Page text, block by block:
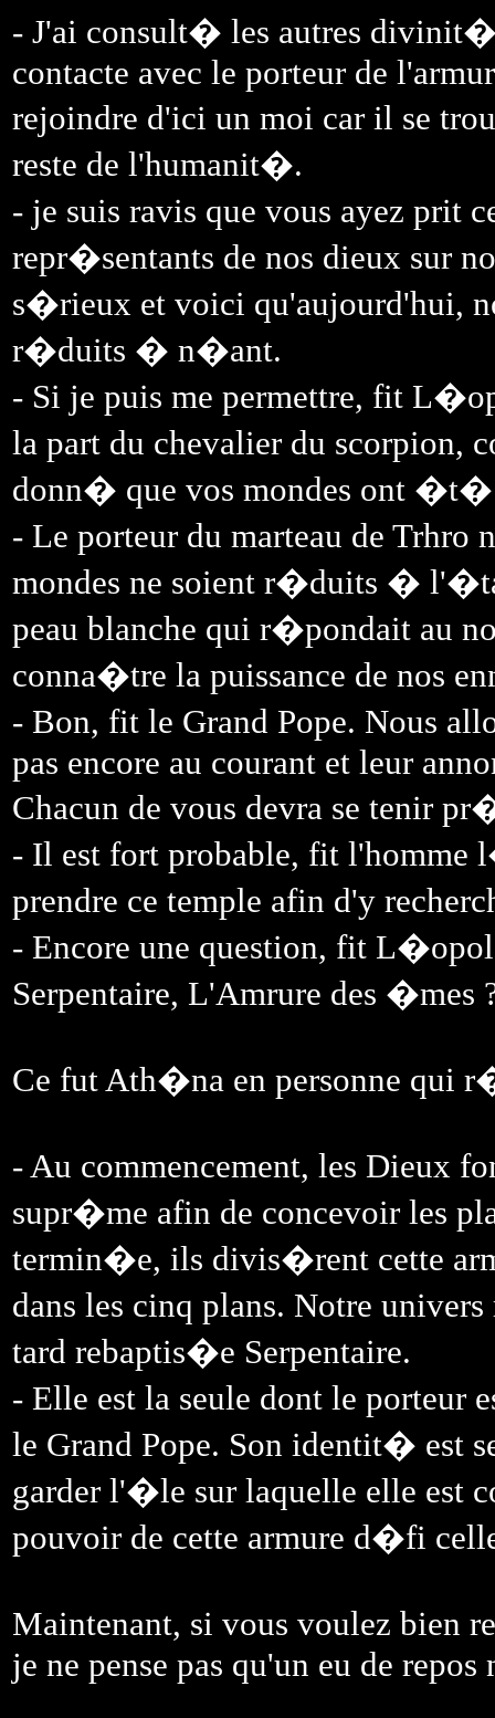
- J'ai consult� les autres
contacte avec le porteur de
rejoindre d'ici un moi car il se
reste de l'humanit�.
- je suis ravis que vous ayez
repr�sentants de nos dieux sur
s�rieux et voici qu'aujourd'hui,
r�duits � n�ant.
- Si je puis me permettre, fit
la part du chevalier du
donn� que vos mondes ont
- Le porteur du marteau de Trhro
mondes ne soient r�duits �
peau blanche qui r�pondait au
conna�tre la puissance de nos
- Bon, fit le Grand Pope. Nous
pas encore au courant et leur
Chacun de vous devra se tenir
- Il est fort probable, fit l'homme
prendre ce temple afin d'y
- Encore une question, fit
Serpentaire, L'Amrure des �mes
Ce fut Ath�na en personne qui
- Au commencement, les Dieux
supr�me afin de concevoir les
termin�e, ils divis�rent cette
dans les cinq plans. Notre
tard rebaptis�e Serpentaire.
- Elle est la seule dont le
le Grand Pope. Son identit� est
garder l'�le sur laquelle elle
pouvoir de cette armure d�fi
Maintenant, si vous voulez bien
je ne pense pas qu'un eu de